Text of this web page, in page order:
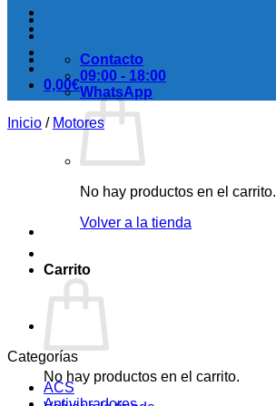
0,00€
No hay productos en el carrito.
Volver a la tienda
Carrito
No hay productos en el carrito.
Contacto
09:00 - 18:00
WhatsApp
Inicio / Motores
Categorías
ACS